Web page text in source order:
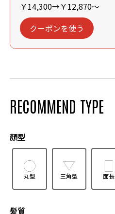
￥14,300→￥12,870～
クーポンを使う
RECOMMEND TYPE
顔型
丸型 三角型 面長
髪質